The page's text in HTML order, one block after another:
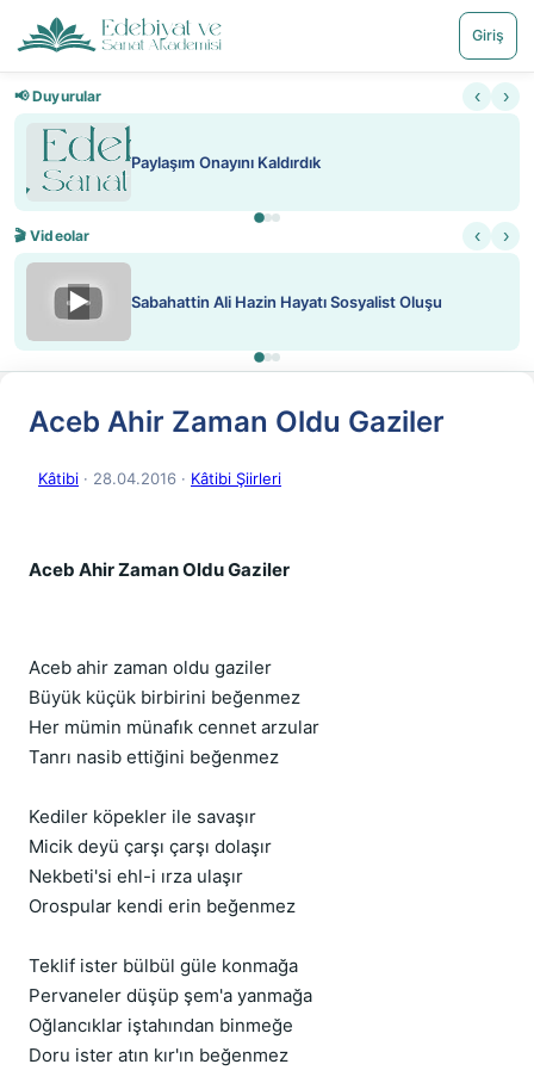
Giriş
📢 Duyurular ‹ ›
Paylaşım Onayını Kaldırdık
🎬 Videolar ‹ ›
▶ Sabahattin Ali Hazin Hayatı Sosyalist Oluşu
Aceb Ahir Zaman Oldu Gaziler
Kâtibi · 28.04.2016 · Kâtibi Şiirleri
Aceb Ahir Zaman Oldu Gaziler
Aceb ahir zaman oldu gaziler
Büyük küçük birbirini beğenmez
Her mümin münafık cennet arzular
Tanrı nasib ettiğini beğenmez
Kediler köpekler ile savaşır
Micik deyü çarşı çarşı dolaşır
Nekbeti'si ehl-i ırza ulaşır
Orospular kendi erin beğenmez
Teklif ister bülbül güle konmağa
Pervaneler düşüp şem'a yanmağa
Oğlancıklar iştahından binmeğe
Doru ister atın kır'ın beğenmez